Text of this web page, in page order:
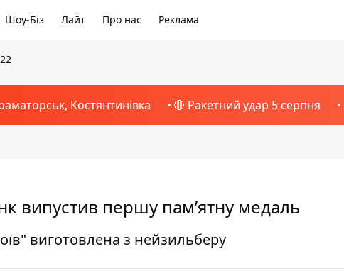
Шоу-Біз Лайт Про нас Реклама
Костянтинівка 🔴 Ракетний удар 5 серпня
випустив першу пам’ятну медаль
виготовлена з нейзильберу